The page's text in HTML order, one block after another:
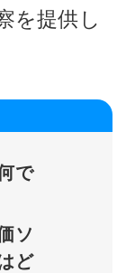
を提供し
で
ソ
ど